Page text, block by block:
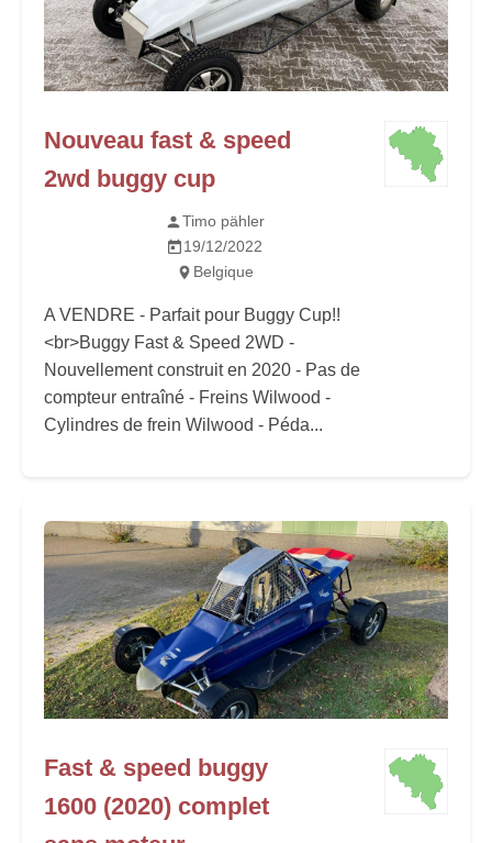
Nouveau fast & speed
2wd buggy cup
Timo pähler
19/12/2022
Belgique
A VENDRE - Parfait pour Buggy Cup!!
<br>Buggy Fast & Speed ​​​​2WD -
Nouvellement construit en 2020 - Pas de
compteur entraîné - Freins Wilwood -
Cylindres de frein Wilwood - Péda...
Fast & speed buggy
1600 (2020) complet